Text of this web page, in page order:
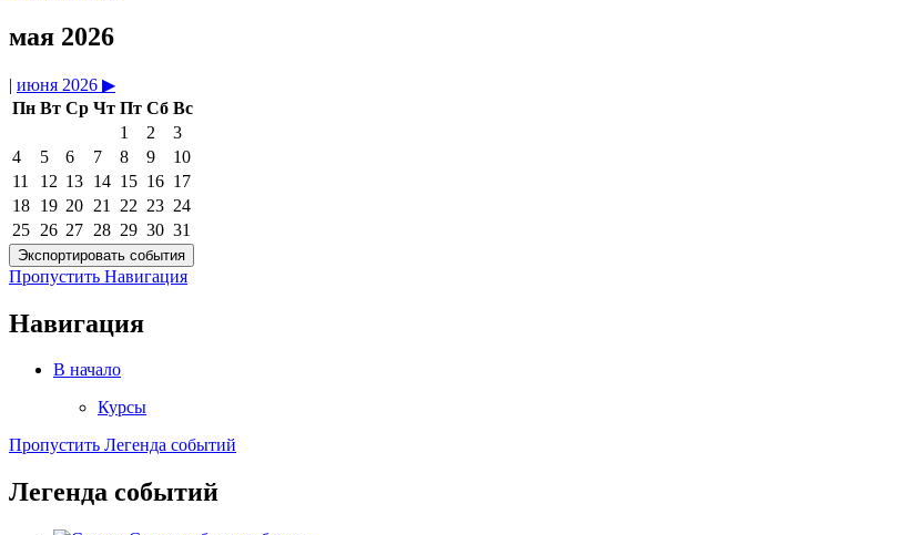
мая 2026
| июня 2026 ▶︎
Пн Вт Ср Чт Пт Сб Вс
1
2
3
4
5 6 7 8 9
10
11
12 13 14 15 16 17
18 19 20 21 22 23 24
25 26 27 28 29 30 31
Пропустить Навигация
Навигация
В начало
Курсы
Пропустить Легенда событий
Легенда событий